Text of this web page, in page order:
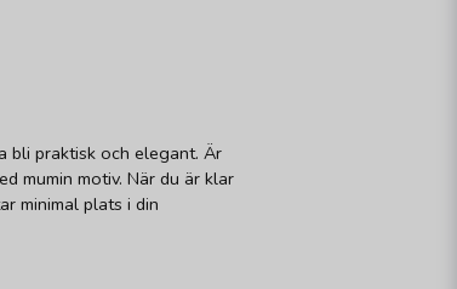
bli praktisk och elegant. Är
mumin motiv. När du är klar
minimal plats i din